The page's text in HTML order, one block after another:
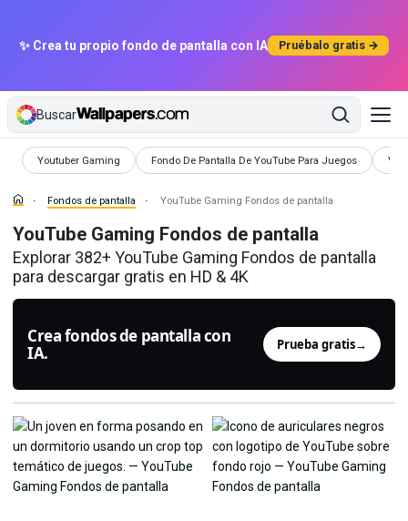
✨ Crea tu propio fondo de pantalla con IA Pruébalo gratis →
Buscar
Youtuber Gaming
Fondos de pantalla Fondo De Pantalla De YouTube Para Juegos
Fondos de pantalla
Fondos de pantalla YouTube Gaming Fondos de pantalla
YouTube Gaming Fondos de pantalla
Explorar 382+ YouTube Gaming Fondos de pantalla
para descargar gratis en HD & 4K
Crea fondos de pantalla con
IA.
Prueba gratis→